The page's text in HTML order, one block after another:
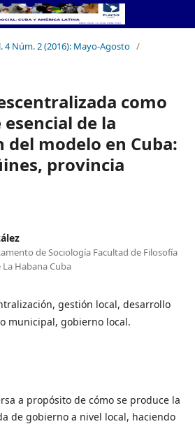
4 Núm. 2 (2016): Mayo-Agosto /
como
de la
del modelo en Cuba:
provincia
de Sociología Facultad de Filosofía
Habana Cuba
gestión local, desarrollo
municipal, gobierno local.
a propósito de cómo se produce la
de gobierno a nivel local, haciendo